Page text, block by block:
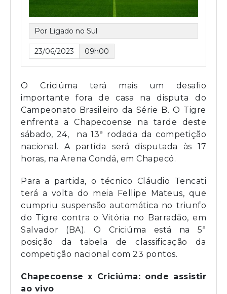
Por Ligado no Sul
23/06/2023 09h00
O Criciúma terá mais um desafio
importante fora de casa na disputa do
Campeonato Brasileiro da Série B. O Tigre
enfrenta a Chapecoense na tarde deste
sábado, 24, na 13ª rodada da competição
nacional. A partida será disputada às 17
horas, na Arena Condá, em Chapecó.
Para a partida, o técnico Cláudio Tencati
terá a volta do meia Fellipe Mateus, que
cumpriu suspensão automática no triunfo
do Tigre contra o Vitória no Barradão, em
Salvador (BA). O Criciúma está na 5ª
posição da tabela de classificação da
competição nacional com 23 pontos.
Chapecoense x Criciúma: onde assistir
ao vivo